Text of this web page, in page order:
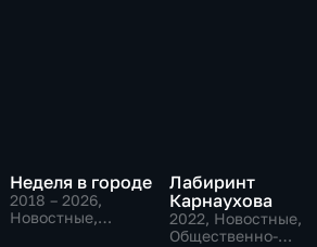
Неделя в городе
2018 – 2026,
Новостные,
Лабиринт
Карнаухова
2022, Новостные,
Общественно-